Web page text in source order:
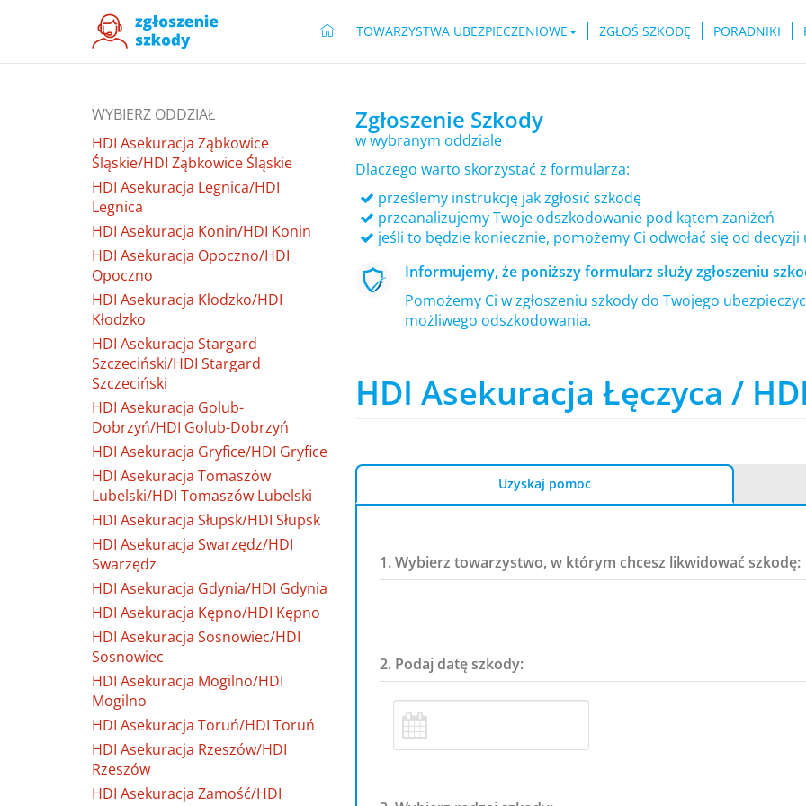
TOWARZYSTWA UBEZPIECZENIOWE ZGŁOŚ SZKODĘ PORADNIKI
WYBIERZ ODDZIAŁ
HDI Asekuracja Ząbkowice
Śląskie/HDI Ząbkowice Śląskie
HDI Asekuracja Legnica/HDI
Legnica
HDI Asekuracja Konin/HDI Konin
HDI Asekuracja Opoczno/HDI
Opoczno
HDI Asekuracja Kłodzko/HDI
Kłodzko
HDI Asekuracja Stargard
Szczeciński/HDI Stargard
Szczeciński
HDI Asekuracja Golub-
Dobrzyń/HDI Golub-Dobrzyń
HDI Asekuracja Gryfice/HDI Gryfice
HDI Asekuracja Tomaszów
Lubelski/HDI Tomaszów Lubelski
HDI Asekuracja Słupsk/HDI Słupsk
HDI Asekuracja Swarzędz/HDI
Swarzędz
HDI Asekuracja Gdynia/HDI Gdynia
HDI Asekuracja Kępno/HDI Kępno
HDI Asekuracja Sosnowiec/HDI
Sosnowiec
HDI Asekuracja Mogilno/HDI
Mogilno
HDI Asekuracja Toruń/HDI Toruń
HDI Asekuracja Rzeszów/HDI
Rzeszów
HDI Asekuracja Zamość/HDI
Zgłoszenie Szkody
w wybranym oddziale
Dlaczego warto skorzystać z formularza:
prześlemy instrukcję jak zgłosić szkodę
przeanalizujemy Twoje odszkodowanie pod kątem zaniżeń
jeśli to będzie koniecznie, pomożemy Ci odwołać się od decyzji
Informujemy, że poniższy formularz służy zgłoszeniu
Pomożemy Ci w zgłoszeniu szkody do Twojego
możliwego odszkodowania.
HDI Asekuracja Łęczyca /
Uzyskaj pomoc
1. Wybierz towarzystwo, w którym chcesz likwidować szkodę:
2. Podaj datę szkody: